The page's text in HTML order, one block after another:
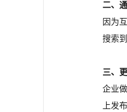
二、
因为
搜索
三、
企业
上发